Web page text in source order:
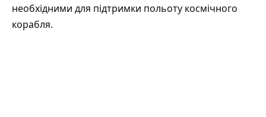
необхідними для підтримки польоту космічного
корабля.